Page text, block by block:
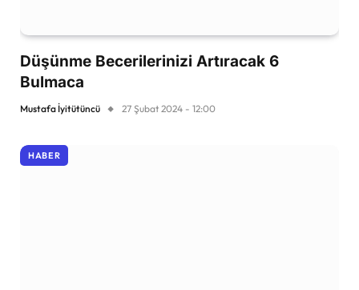
Düşünme Becerilerinizi Artıracak 6
Bulmaca
Mustafa İyitütüncü 27 Şubat 2024 - 12:00
HABER